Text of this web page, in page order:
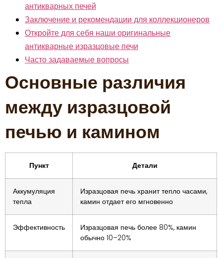
антикварных печей
Заключение и рекомендации для коллекционеров
Откройте для себя наши оригинальные
антикварные изразцовые печи
Часто задаваемые вопросы
Основные различия
между изразцовой
печью и камином
Пункт Детали
Аккумуляция
тепла
Изразцовая печь хранит тепло часами,
камин отдает его мгновенно
Эффективность
Изразцовая печь более 80%, камин
обычно 10–20%